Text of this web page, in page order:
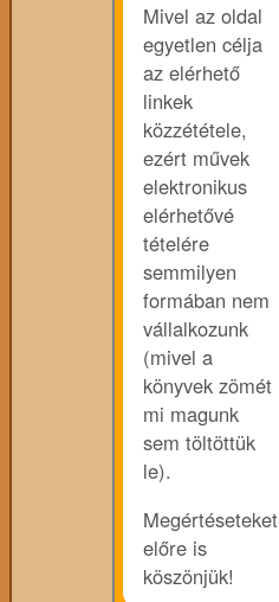
Mivel az oldal
egyetlen célja
az elérhető
linkek
közzététele,
ezért művek
elektronikus
elérhetővé
tételére
semmilyen
formában nem
vállalkozunk
(mivel a
könyvek zömét
mi magunk
sem töltöttük
le).
Megértéseteket
előre is
köszönjük!